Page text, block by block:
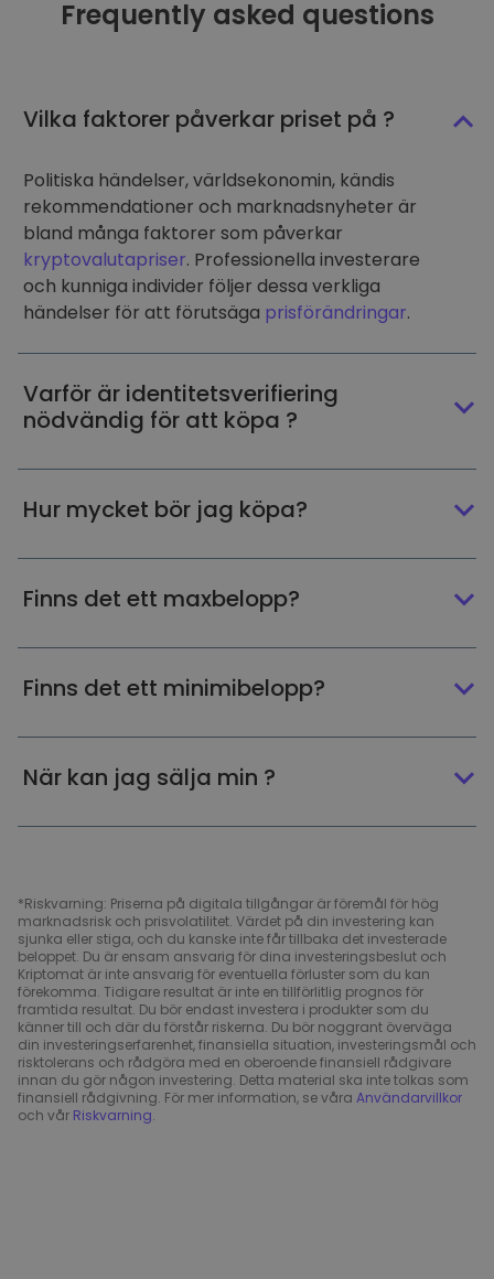
Frequently asked questions
Vilka faktorer påverkar priset på ?
Politiska händelser, världsekonomin, kändis
rekommendationer och marknadsnyheter är
bland många faktorer som påverkar
kryptovalutapriser. Professionella investerare
och kunniga individer följer dessa verkliga
händelser för att förutsäga prisförändringar.
Varför är identitetsverifiering
nödvändig för att köpa ?
Hur mycket bör jag köpa?
Finns det ett maxbelopp?
Finns det ett minimibelopp?
När kan jag sälja min ?
*Riskvarning: Priserna på digitala tillgångar är föremål för hög
marknadsrisk och prisvolatilitet. Värdet på din investering kan
sjunka eller stiga, och du kanske inte får tillbaka det investerade
beloppet. Du är ensam ansvarig för dina investeringsbeslut och
Kriptomat är inte ansvarig för eventuella förluster som du kan
förekomma. Tidigare resultat är inte en tillförlitlig prognos för
framtida resultat. Du bör endast investera i produkter som du
känner till och där du förstår riskerna. Du bör noggrant överväga
din investeringserfarenhet, finansiella situation, investeringsmål och
risktolerans och rådgöra med en oberoende finansiell rådgivare
innan du gör någon investering. Detta material ska inte tolkas som
finansiell rådgivning. För mer information, se våra Användarvillkor
och vår Riskvarning.